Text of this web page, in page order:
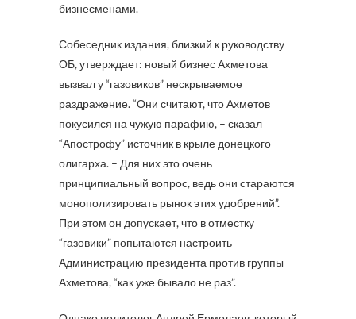
бизнесменами.
Собеседник издания, близкий к руководству
ОБ, утверждает: новый бизнес Ахметова
вызвал у “газовиков” нескрываемое
раздражение. “Они считают, что Ахметов
покусился на чужую парафию, – сказал
“Апострофу” источник в крыле донецкого
олигарха. – Для них это очень
принципиальный вопрос, ведь они стараются
монополизировать рынок этих удобрений”.
При этом он допускает, что в отместку
“газовики” попытаются настроить
Администрацию президента против группы
Ахметова, “как уже бывало не раз”.